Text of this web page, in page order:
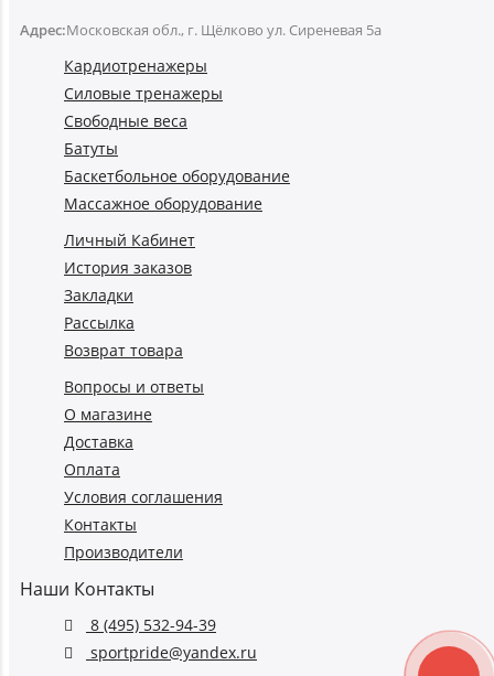
Адрес:Московская обл., г. Щёлково ул. Сиреневая 5а
Кардиотренажеры
Силовые тренажеры
Свободные веса
Батуты
Баскетбольное оборудование
Массажное оборудование
Личный Кабинет
История заказов
Закладки
Рассылка
Возврат товара
Вопросы и ответы
О магазине
Доставка
Оплата
Условия соглашения
Контакты
Производители
Наши Контакты
8 (495) 532-94-39
sportpride@yandex.ru